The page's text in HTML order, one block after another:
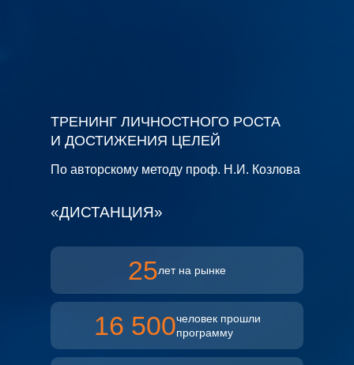
«ДИСТАНЦИЯ»
По авторскому методу проф. Н.И. Козлова
25лет на рынке
16 500человек прошли
программу
ТРЕНИНГ ЛИЧНОСТНОГО РОСТА
И ДОСТИЖЕНИЯ ЦЕЛЕЙ